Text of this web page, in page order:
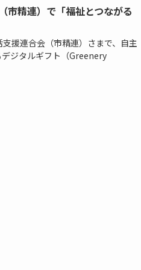
市精連）で「福祉とつながる
援連合会（市精連）さまで、自主
ジタルギフト（Greenery